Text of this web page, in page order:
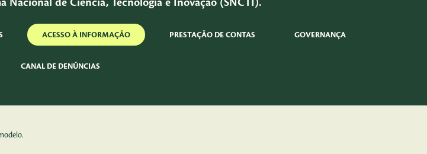
Nacional de Ciência, Tecnologia e Inovação (SNCTI).
ACESSO À INFORMAÇÃO PRESTAÇÃO DE CONTAS GOVERNANÇA
CANAL DE DENÚNCIAS